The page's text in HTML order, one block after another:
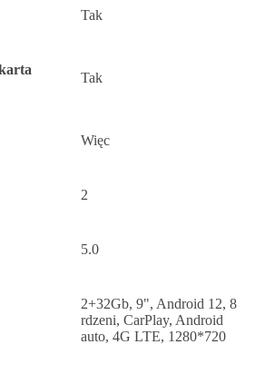
Tak
Tak
Więc
2
5.0
2+32Gb, 9", Android 12, 8
rdzeni, CarPlay, Android
auto, 4G LTE, 1280*720